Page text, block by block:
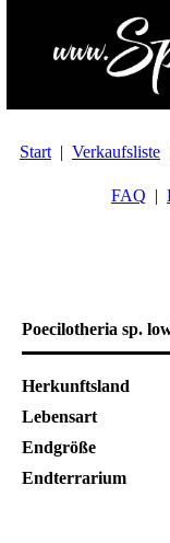
Start Verkaufsliste
FAQ
Poecilotheria sp.
Herkunftsland
Lebensart
Endgröße
Endterrarium